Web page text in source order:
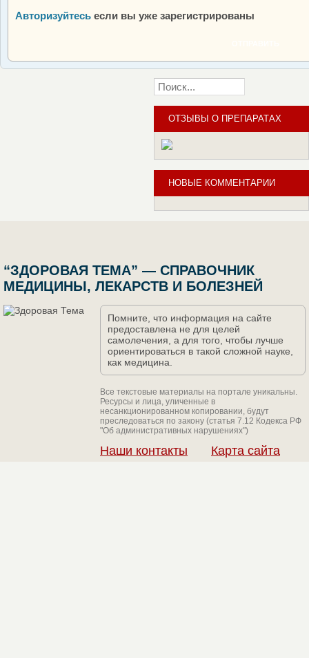
Авторизуйтесь если вы уже зарегистрированы
ОТЗЫВЫ О ПРЕПАРАТАХ
НОВЫЕ КОММЕНТАРИИ
“ЗДОРОВАЯ ТЕМА” — СПРАВОЧНИК
МЕДИЦИНЫ, ЛЕКАРСТВ И БОЛЕЗНЕЙ
Помните, что информация на сайте
предоставлена не для целей
самолечения, а для того, чтобы лучше
ориентироваться в такой сложной науке,
как медицина.
Все текстовые материалы на портале уникальны.
Ресурсы и лица, уличенные в
несанкционированном копировании, будут
преследоваться по закону (статья 7.12 Кодекса РФ
"Об административных нарушениях")
Наши контакты Карта сайта